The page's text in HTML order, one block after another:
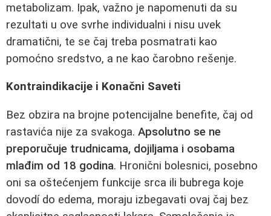
metabolizam. Ipak, važno je napomenuti da su
rezultati u ove svrhe individualni i nisu uvek
dramatični, te se čaj treba posmatrati kao
pomoćno sredstvo, a ne kao čarobno rešenje.
Kontraindikacije i Konačni Saveti
Bez obzira na brojne potencijalne benefite, čaj od
rastavića nije za svakoga. Apsolutno se ne
preporučuje trudnicama, dojiljama i osobama
mlađim od 18 godina. Hronični bolesnici, posebno
oni sa oštećenjem funkcije srca ili bubrega koje
dovodí do edema, moraju izbegavati ovaj čaj bez